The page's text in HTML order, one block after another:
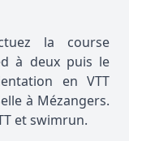
la course
à deux puis le
en VTT
à Mézangers.
et swimrun.